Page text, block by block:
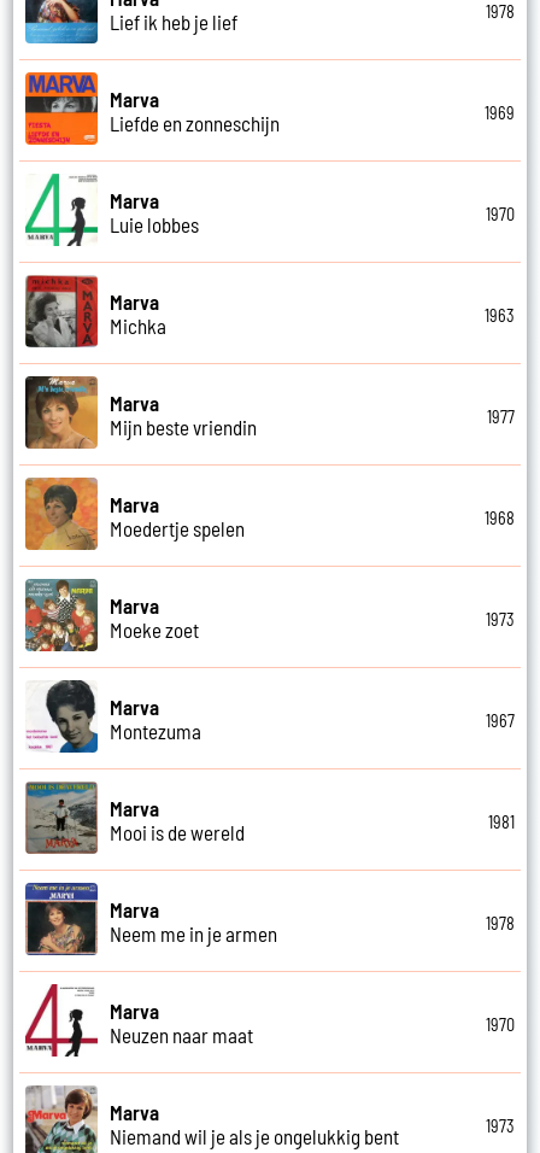
Lief ik heb je lief
1978
Marva
Liefde en zonneschijn
1969
Marva
Luie lobbes
1970
Marva
Michka
1963
Marva
Mijn beste vriendin
1977
Marva
Moedertje spelen
1968
Marva
Moeke zoet
1973
Marva
Montezuma
1967
Marva
Mooi is de wereld
1981
Marva
Neem me in je armen
1978
Marva
Neuzen naar maat
1970
Marva
Niemand wil je als je ongelukkig bent
1973